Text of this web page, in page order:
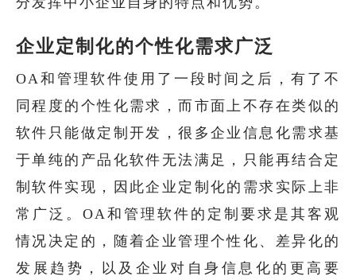
企业定制化的个性化需求广泛
OA和管理软件使用了一段时间之后，有了不
同程度的个性化需求，而市面上不存在类似的
软件只能做定制开发，很多企业信息化需求基
于单纯的产品化软件无法满足，只能再结合定
制软件实现，因此企业定制化的需求实际上非
常广泛。OA和管理软件的定制要求是其客观
情况决定的，随着企业管理个性化、差异化的
发展趋势，以及企业对自身信息化的更高要